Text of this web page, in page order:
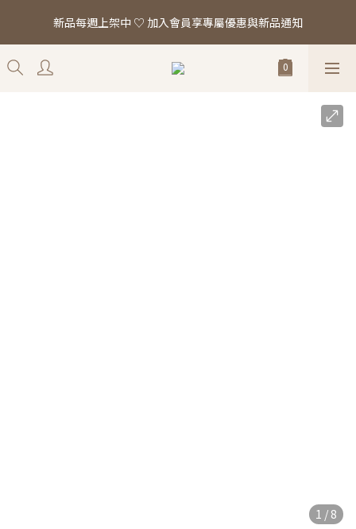
「真正的時尚 是讓你看起來，一切都剛剛好。」全館滿 $2,000 即
享免運
新品每週上架中 ♡ 加入會員享專屬優惠與新品通知
「真正的時尚 是讓你看起來，一切都剛剛好。」全館滿 $2,000 即
享免運
1 / 8